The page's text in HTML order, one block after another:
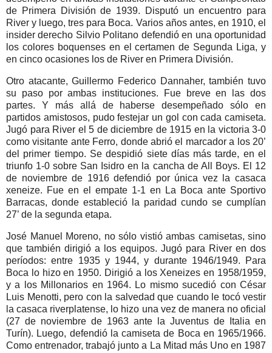
de Primera División de 1939. Disputó un encuentro para
River y luego, tres para Boca. Varios años antes, en 1910, el
insider derecho Silvio Politano defendió en una oportunidad
los colores boquenses en el certamen de Segunda Liga, y
en cinco ocasiones los de River en Primera División.
Otro atacante, Guillermo Federico Dannaher, también tuvo
su paso por ambas instituciones. Fue breve en las dos
partes. Y más allá de haberse desempeñado sólo en
partidos amistosos, pudo festejar un gol con cada camiseta.
Jugó para River el 5 de diciembre de 1915 en la victoria 3-0
como visitante ante Ferro, donde abrió el marcador a los 20’
del primer tiempo. Se despidió siete días más tarde, en el
triunfo 1-0 sobre San Isidro en la cancha de All Boys. El 12
de noviembre de 1916 defendió por única vez la casaca
xeneize. Fue en el empate 1-1 en La Boca ante Sportivo
Barracas, donde estableció la paridad cundo se cumplían
27’ de la segunda etapa.
José Manuel Moreno, no sólo vistió ambas camisetas, sino
que también dirigió a los equipos. Jugó para River en dos
períodos: entre 1935 y 1944, y durante 1946/1949. Para
Boca lo hizo en 1950. Dirigió a los Xeneizes en 1958/1959,
y a los Millonarios en 1964. Lo mismo sucedió con César
Luis Menotti, pero con la salvedad que cuando le tocó vestir
la casaca riverplatense, lo hizo una vez de manera no oficial
(27 de noviembre de 1963 ante la Juventus de Italia en
Turín). Luego, defendió la camiseta de Boca en 1965/1966.
Como entrenador, trabajó junto a La Mitad más Uno en 1987